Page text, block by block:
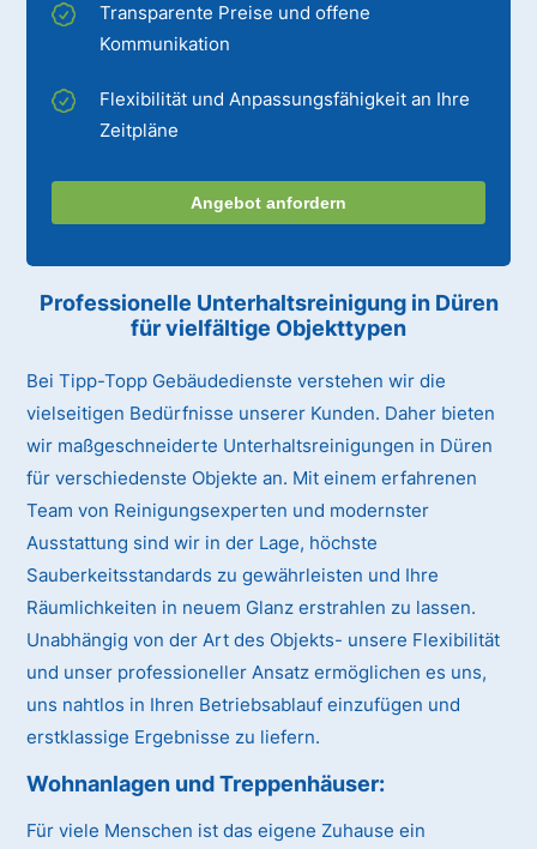
Transparente Preise und offene
Kommunikation
Flexibilität und Anpassungsfähigkeit an Ihre
Zeitpläne
Angebot anfordern
Professionelle Unterhaltsreinigung in Düren
für vielfältige Objekttypen
Bei Tipp-Topp Gebäudedienste verstehen wir die
vielseitigen Bedürfnisse unserer Kunden. Daher bieten
wir maßgeschneiderte Unterhaltsreinigungen in Düren
für verschiedenste Objekte an. Mit einem erfahrenen
Team von Reinigungsexperten und modernster
Ausstattung sind wir in der Lage, höchste
Sauberkeitsstandards zu gewährleisten und Ihre
Räumlichkeiten in neuem Glanz erstrahlen zu lassen.
Unabhängig von der Art des Objekts- unsere Flexibilität
und unser professioneller Ansatz ermöglichen es uns,
uns nahtlos in Ihren Betriebsablauf einzufügen und
erstklassige Ergebnisse zu liefern.
Wohnanlagen und Treppenhäuser:
Für viele Menschen ist das eigene Zuhause ein